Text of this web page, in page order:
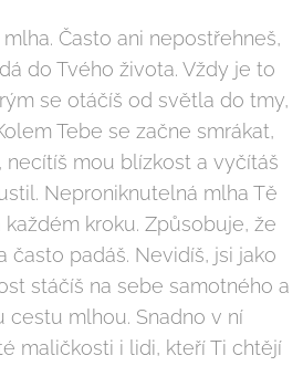
Často ani nepostřehneš,
do Tvého života. Vždy je to
se otáčíš od světla do tmy,
Tebe se začne smrákat,
necítíš mou blízkost a vyčítáš
Neproniknutelná mlha Tě
kroku. Způsobuje, že
často padáš. Nevidíš, jsi jako
stáčíš na sebe samotného a
cestu mlhou. Snadno v ní
maličkosti i lidi, kteří Ti chtějí